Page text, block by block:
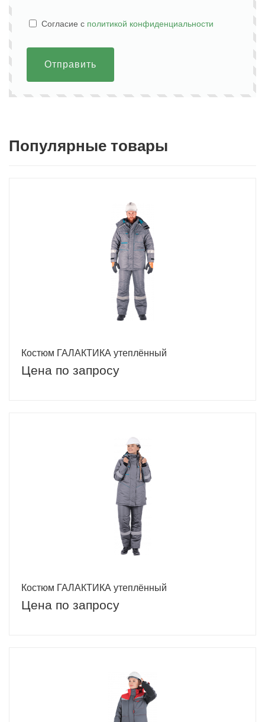
Cогласие с политикой конфиденциальности
Отправить
Популярные товары
Костюм ГАЛАКТИКА утеплённый
Цена по запросу
Костюм ГАЛАКТИКА утеплённый
Цена по запросу